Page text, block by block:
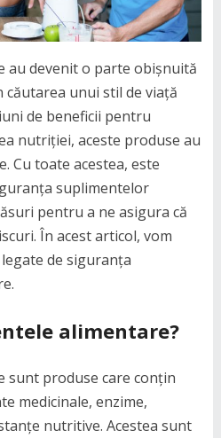
au devenit o parte obișnuită
unui stil de viață
de beneficii pentru
nutriției, aceste produse au
Cu toate acestea, este
suplimentelor
pentru a ne asigura că
În acest articol, vom
de siguranța
alimentare?
sunt produse care conțin
medicinale, enzime,
nutritive. Acestea sunt